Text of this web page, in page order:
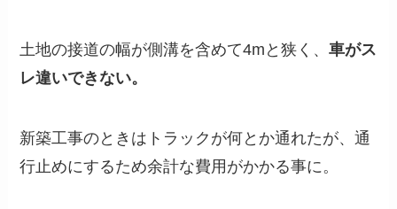
土地の接道の幅が側溝を含めて4mと狭く、車がス
レ違いできない。
新築工事のときはトラックが何とか通れたが、通
行止めにするため余計な費用がかかる事に。